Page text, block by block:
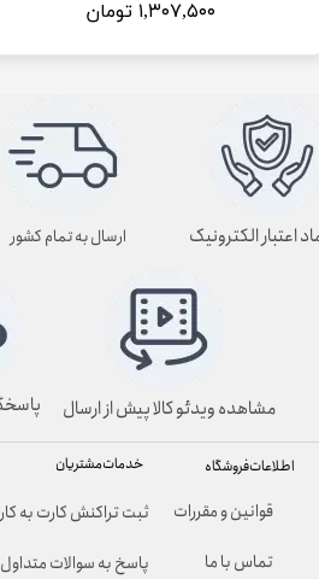
۱,۳۰۷,۵۰۰ تومان
خدمات مشتریان
ثبت تراکنش کارت به
پاسخ به سوالات متداول
اطلاعات فروشگاه
قوانین و مقررات
تماس با ما
ارسال به تمام کشور اعتبار الکترونیک
مشاهده ویدئو کالا پیش از ارسال